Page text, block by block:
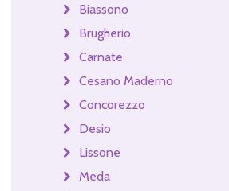
Biassono
Brugherio
Carnate
Cesano Maderno
Concorezzo
Desio
Lissone
Meda